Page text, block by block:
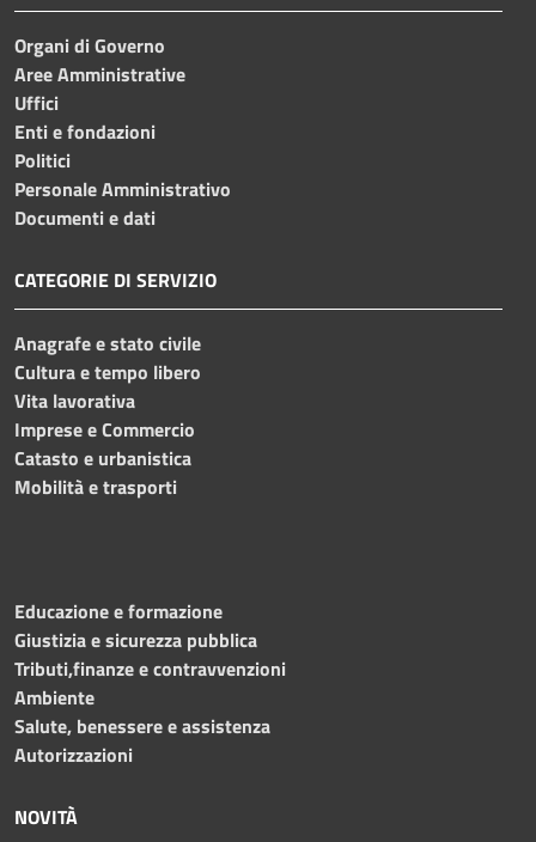
Organi di Governo
Aree Amministrative
Uffici
Enti e fondazioni
Politici
Personale Amministrativo
Documenti e dati
CATEGORIE DI SERVIZIO
Anagrafe e stato civile
Cultura e tempo libero
Vita lavorativa
Imprese e Commercio
Catasto e urbanistica
Mobilità e trasporti
Educazione e formazione
Giustizia e sicurezza pubblica
Tributi,finanze e contravvenzioni
Ambiente
Salute, benessere e assistenza
Autorizzazioni
NOVITÀ